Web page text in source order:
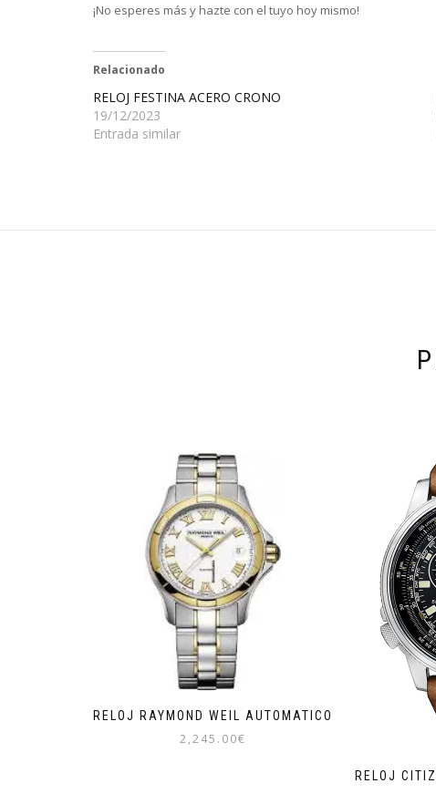
¡No esperes más y hazte con el tuyo hoy mismo!
Relacionado
RELOJ FESTINA ACERO CRONO
19/12/2023
Entrada similar
RELOJ RAYMOND WEIL AUTOMATICO
2,245.00€
RELOJ